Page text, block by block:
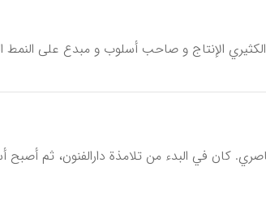
الإنتاج و صاحب أسلوب و مبدع على النمط
كان في البدء من تلامذة دارالفنون، ثم أصبح